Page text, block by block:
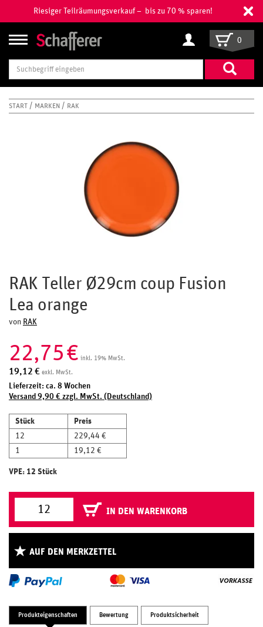
Riesiger Teilräumungsverkauf – bis zu 70 % sparen!
Suchbegriff
eingeben
0
START MARKEN RAK
RAK Teller Ø29cm coup Fusion
Lea orange
von RAK
22,75€ inkl. 19% MwSt.
19,12 € exkl. MwSt.
Lieferzeit: ca. 8 Wochen
Versand 9,90 € zzgl. MwSt. (Deutschland)
Stück
Preis
12
229,44 €
1
19,12 €
VPE: 12 Stück
IN DEN WARENKORB
AUF DEN MERKZETTEL
Produkteigenschaften Bewertung Produktsicherheit